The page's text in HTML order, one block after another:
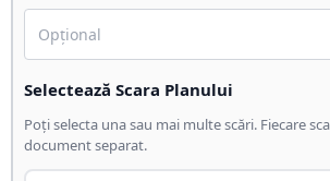
Selectează Scara Planului
Poți selecta una sau mai multe scări. Fiecare
document separat.